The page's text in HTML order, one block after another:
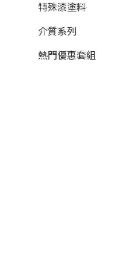
特殊漆塗料
介質系列
熱門優惠套組